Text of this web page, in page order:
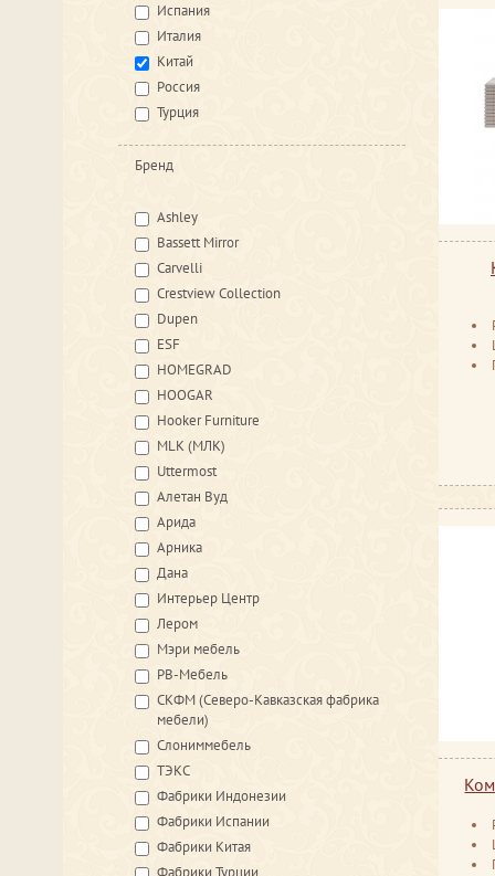
Испания
Италия
Китай
Россия
Турция
Бренд
Ashley
Bassett Mirror
Carvelli
Crestview Collection
Dupen
ESF
HOMEGRAD
HOOGAR
Hooker Furniture
MLK (МЛК)
Uttermost
Алетан Вуд
Арида
Арника
Дана
Интерьер Центр
Лером
Мэри мебель
РВ-Мебель
СКФМ (Северо-Кавказская фабрика
мебели)
Слониммебель
ТЭКС
Фабрики Индонезии
Фабрики Испании
Фабрики Китая
Фабрики Турции